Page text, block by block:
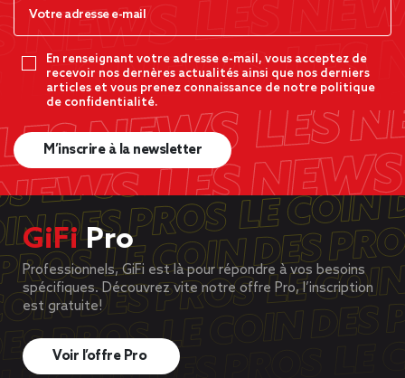
En renseignant votre adresse e-mail, vous acceptez de
recevoir nos dernères actualités ainsi que nos derniers
articles et vous prenez connaissance de notre politique
de confidentialité.
M’inscrire à la newsletter
GiFiPro
Professionnels, GiFi est là pour répondre à vos besoins
spécifiques. Découvrez vite notre offre Pro, l’inscription
est gratuite!
Voir l’offre Pro